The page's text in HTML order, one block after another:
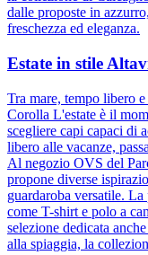
dalle proposte in
freschezza ed eleganza.
Estate in stile
Tra mare, tempo libero
Corolla L'estate è il
scegliere capi capaci di
libero alle vacanze,
Al negozio OVS del
propone diverse
guardaroba versatile.
come T-shirt e polo a
selezione dedicata
alla spiaggia, la